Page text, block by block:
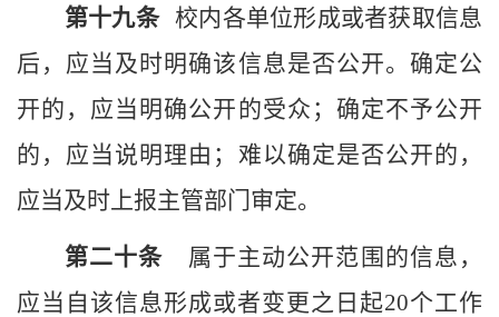
第十九条 校内各单位形成或者获取信息
后，应当及时明确该信息是否公开。确定公
开的，应当明确公开的受众；确定不予公开
的，应当说明理由；难以确定是否公开的，
应当及时上报主管部门审定。
第二十条 属于主动公开范围的信息，
应当自该信息形成或者变更之日起20个工作